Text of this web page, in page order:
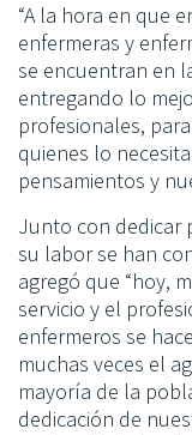
“A la hora en que
enfermeras y
se encuentran en
entregando lo
profesionales,
quienes lo
pensamientos y
Junto con dedicar
su labor se han
agregó que “hoy,
servicio y el
enfermeros se
muchas veces el
mayoría de la
dedicación de